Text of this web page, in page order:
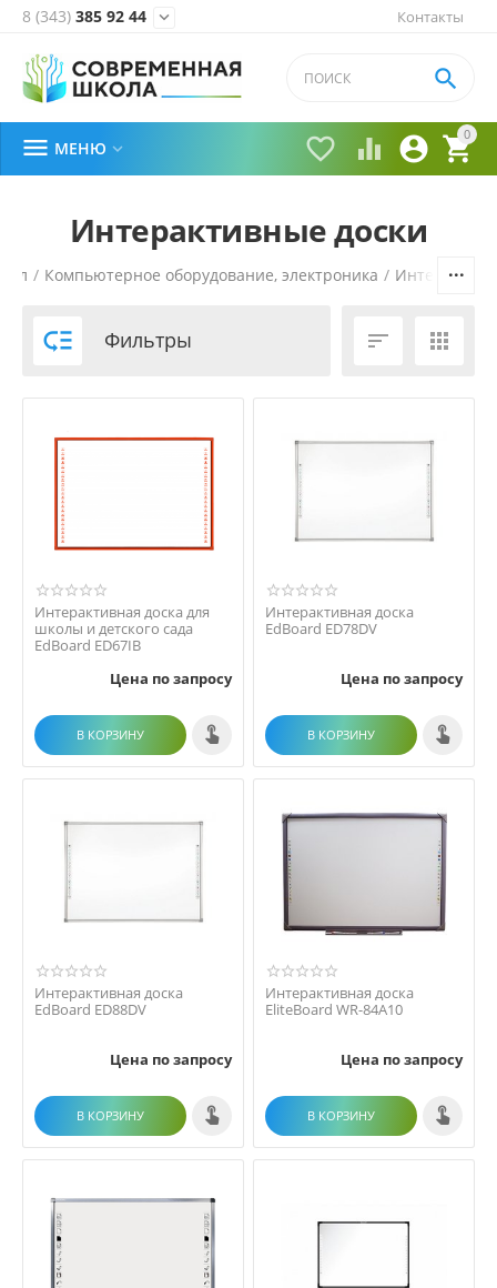
Контакты
8 (343) 385 92 44 
0


 

 МЕНЮ 
Интерактивные доски
/ Компьютерное оборудование, электроника /
 Фильтры  
Интерактивная доска для
школы и детского сада
EdBoard ED67IB
Цена по запросу
В КОРЗИНУ
Интерактивная доска
EdBoard ED78DV
Цена по запросу
В КОРЗИНУ
Интерактивная доска
EdBoard ED88DV
Цена по запросу
В КОРЗИНУ
Интерактивная доска
EliteBoard WR-84A10
Цена по запросу
В КОРЗИНУ